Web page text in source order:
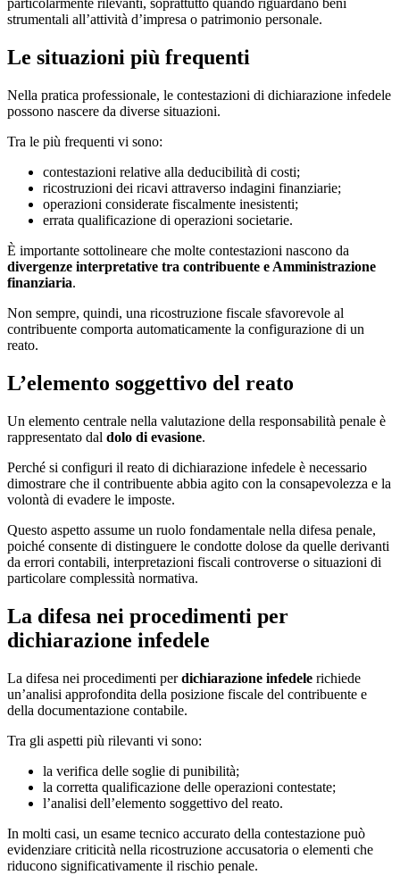
particolarmente rilevanti, soprattutto quando riguardano beni
strumentali all’attività d’impresa o patrimonio personale.
Le situazioni più frequenti
Nella pratica professionale, le contestazioni di dichiarazione infedele
possono nascere da diverse situazioni.
Tra le più frequenti vi sono:
contestazioni relative alla deducibilità di costi;
ricostruzioni dei ricavi attraverso indagini finanziarie;
operazioni considerate fiscalmente inesistenti;
errata qualificazione di operazioni societarie.
È importante sottolineare che molte contestazioni nascono da
divergenze interpretative tra contribuente e Amministrazione
finanziaria.
Non sempre, quindi, una ricostruzione fiscale sfavorevole al
contribuente comporta automaticamente la configurazione di un
reato.
L’elemento soggettivo del reato
Un elemento centrale nella valutazione della responsabilità penale è
rappresentato dal dolo di evasione.
Perché si configuri il reato di dichiarazione infedele è necessario
dimostrare che il contribuente abbia agito con la consapevolezza e la
volontà di evadere le imposte.
Questo aspetto assume un ruolo fondamentale nella difesa penale,
poiché consente di distinguere le condotte dolose da quelle derivanti
da errori contabili, interpretazioni fiscali controverse o situazioni di
particolare complessità normativa.
La difesa nei procedimenti per
dichiarazione infedele
La difesa nei procedimenti perdichiarazione infedele richiede
un’analisi approfondita della posizione fiscale del contribuente e
della documentazione contabile.
Tra gli aspetti più rilevanti vi sono:
la verifica delle soglie di punibilità;
la corretta qualificazione delle operazioni contestate;
l’analisi dell’elemento soggettivo del reato.
In molti casi, un esame tecnico accurato della contestazione può
evidenziare criticità nella ricostruzione accusatoria o elementi che
riducono significativamente il rischio penale.